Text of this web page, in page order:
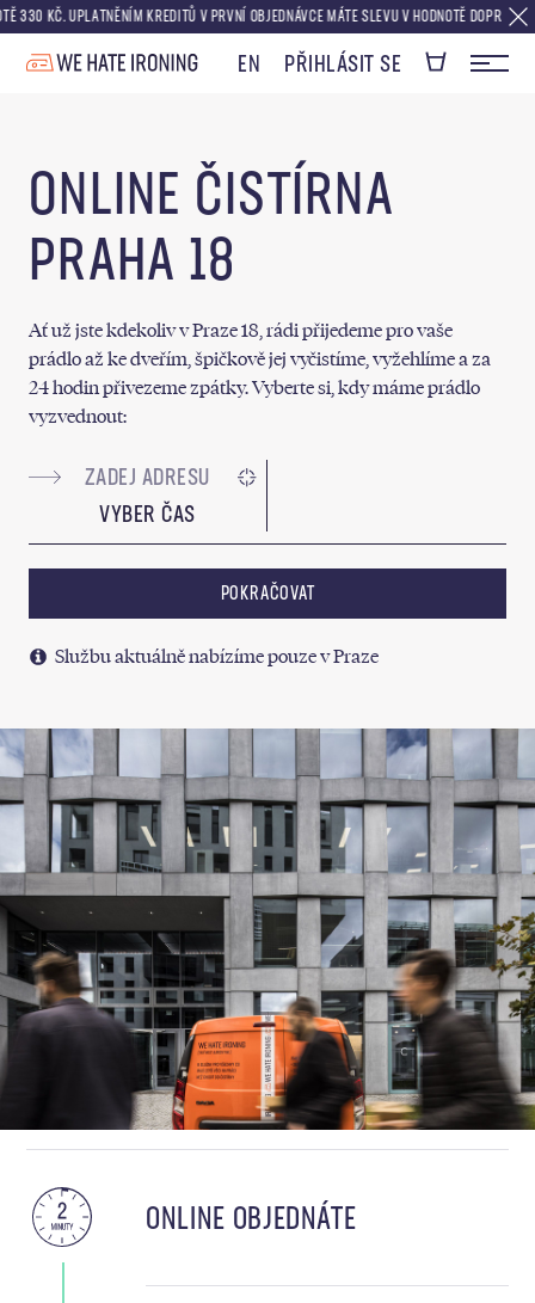
UPLATNĚNÍM KREDITŮ V PRVNÍ OBJEDNÁVCE MÁTE SLEVU V HODNOTĚ DOPRAVY
EN PŘIHLÁSIT SE
ONLINE ČISTÍRNA
PRAHA 18
Ať už jste kdekoliv v Praze 18, rádi přijedeme pro vaše
prádlo až ke dveřím, špičkově jej vyčistíme, vyžehlíme a za
24 hodin přivezeme zpátky. Vyberte si, kdy máme prádlo
vyzvednout:
VYBER ČAS
POKRAČOVAT
Službu aktuálně nabízíme pouze v Praze
ONLINE OBJEDNÁTE